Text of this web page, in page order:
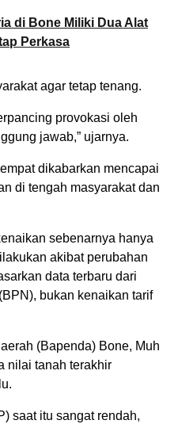
di Bone Miliki Dua Alat
Perkasa
agar tetap tenang.
provokasi oleh
jawab,” ujarnya.
dikabarkan mencapai
di tengah masyarakat dan
sebenarnya hanya
akibat perubahan
data terbaru dari
bukan kenaikan tarif
(Bapenda) Bone, Muh
nilai tanah terakhir
saat itu sangat rendah,